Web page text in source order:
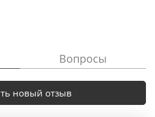
Вопросы
новый отзыв